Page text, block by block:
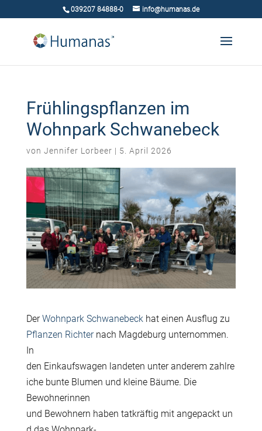
039207 84888-0 info@humanas.de
Frühlingspflanzen im
Wohnpark Schwanebeck
von Jennifer Lorbeer | 5. April 2026
DerWohnpark Schwanebeckhat einen Ausflug zu
Pflanzen Richternach Magdeburg unternommen.
In
den Einkaufswagen landeten unter anderem zahlre
iche bunte Blumen und kleine Bäume. Die
Bewohnerinnen
und Bewohnern haben tatkräftig mit angepackt un